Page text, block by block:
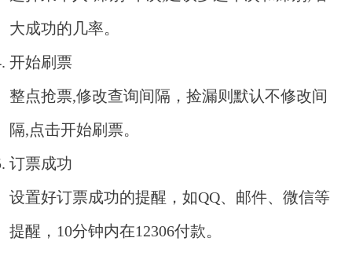
大成功的几率。
开始刷票
整点抢票,修改查询间隔，捡漏则默认不修改间
隔,点击开始刷票。
订票成功
设置好订票成功的提醒，如QQ、邮件、微信等
提醒，10分钟内在12306付款。